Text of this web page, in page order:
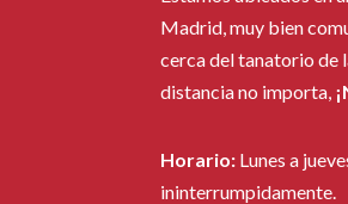
Madrid, muy bien
cerca del tanatorio de
distancia no importa,
Horario: Lunes a
ininterrumpidamente.